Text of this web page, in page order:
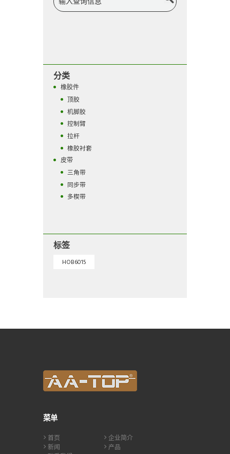
分类
橡胶件
顶胶
机脚胶
控制臂
拉杆
橡胶衬套
皮带
三角带
同步带
多楔带
标签
HOB6015
菜单
首页
企业简介
新闻
产品